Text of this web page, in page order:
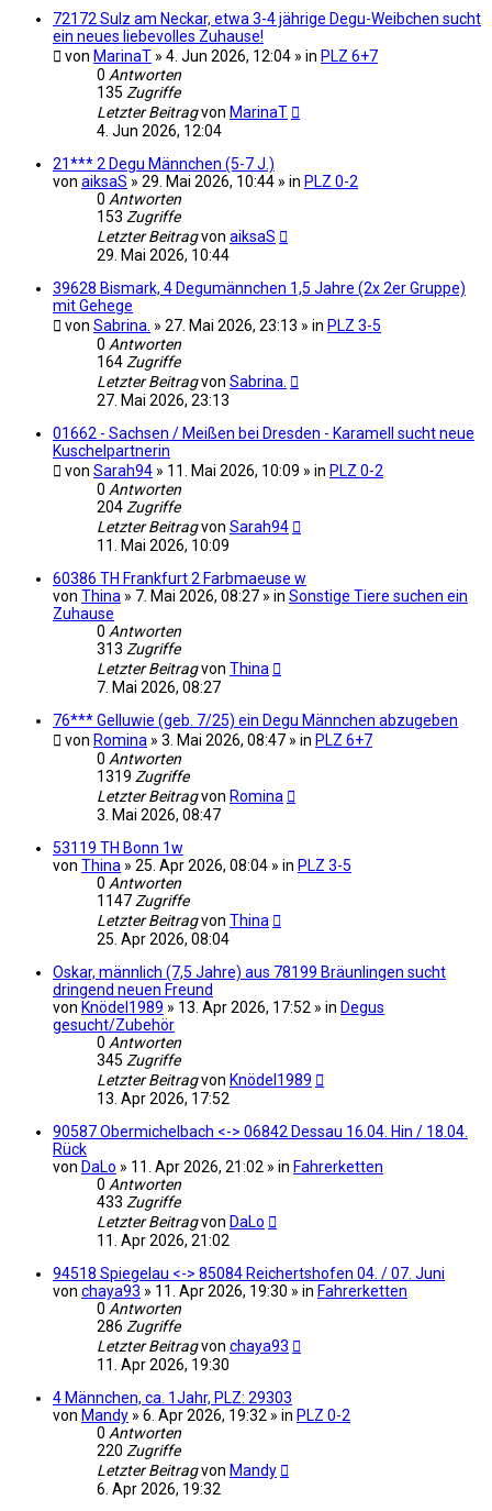
72172 Sulz am Neckar, etwa 3-4 jährige Degu-Weibchen sucht
ein neues liebevolles Zuhause!
von MarinaT » 4. Jun 2026, 12:04 » in PLZ 6+7
0 Antworten
135 Zugriffe
Letzter Beitragvon MarinaT
4. Jun 2026, 12:04
21*** 2 Degu Männchen (5-7 J.)
von aiksaS » 29. Mai 2026, 10:44 » in PLZ 0-2
0 Antworten
153 Zugriffe
Letzter Beitragvon aiksaS
29. Mai 2026, 10:44
39628 Bismark, 4 Degumännchen 1,5 Jahre (2x 2er Gruppe)
mit Gehege
von Sabrina. » 27. Mai 2026, 23:13 » in PLZ 3-5
0 Antworten
164 Zugriffe
Letzter Beitragvon Sabrina.
27. Mai 2026, 23:13
01662 - Sachsen / Meißen bei Dresden - Karamell sucht neue
Kuschelpartnerin
von Sarah94 » 11. Mai 2026, 10:09 » in PLZ 0-2
0 Antworten
204 Zugriffe
Letzter Beitragvon Sarah94
11. Mai 2026, 10:09
60386 TH Frankfurt 2 Farbmaeuse w
von Thina » 7. Mai 2026, 08:27 » in Sonstige Tiere suchen ein
Zuhause
0 Antworten
313 Zugriffe
Letzter Beitragvon Thina
7. Mai 2026, 08:27
76*** Gelluwie (geb. 7/25) ein Degu Männchen abzugeben
von Romina » 3. Mai 2026, 08:47 » in PLZ 6+7
0 Antworten
1319 Zugriffe
Letzter Beitragvon Romina
3. Mai 2026, 08:47
53119 TH Bonn 1w
von Thina » 25. Apr 2026, 08:04 » in PLZ 3-5
0 Antworten
1147 Zugriffe
Letzter Beitragvon Thina
25. Apr 2026, 08:04
Oskar, männlich (7,5 Jahre) aus 78199 Bräunlingen sucht
dringend neuen Freund
von Knödel1989 » 13. Apr 2026, 17:52 » in Degus
gesucht/Zubehör
0 Antworten
345 Zugriffe
Letzter Beitragvon Knödel1989
13. Apr 2026, 17:52
90587 Obermichelbach <-> 06842 Dessau 16.04. Hin / 18.04.
Rück
von DaLo » 11. Apr 2026, 21:02 » in Fahrerketten
0 Antworten
433 Zugriffe
Letzter Beitragvon DaLo
11. Apr 2026, 21:02
94518 Spiegelau <-> 85084 Reichertshofen 04. / 07. Juni
von chaya93 » 11. Apr 2026, 19:30 » in Fahrerketten
0 Antworten
286 Zugriffe
Letzter Beitragvon chaya93
11. Apr 2026, 19:30
4 Männchen, ca. 1Jahr, PLZ: 29303
von Mandy » 6. Apr 2026, 19:32 » in PLZ 0-2
0 Antworten
220 Zugriffe
Letzter Beitragvon Mandy
6. Apr 2026, 19:32